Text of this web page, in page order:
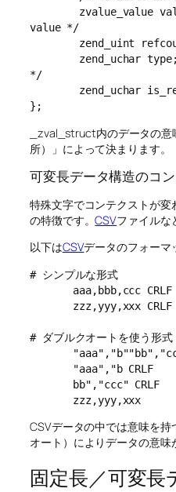
value */
*/
};
_zval_struct内のデータの
所）」によって決まります。
可変長データ構造のコ
特殊文字でコンテクストが
の特徴です。CSVファイルな
以下はCSVデータのフォーマ
# シンプルな形式
# ダブルクオートを使う形式
CSVデータの中では意味を持
オート）によりデータの意味
固定長／可変